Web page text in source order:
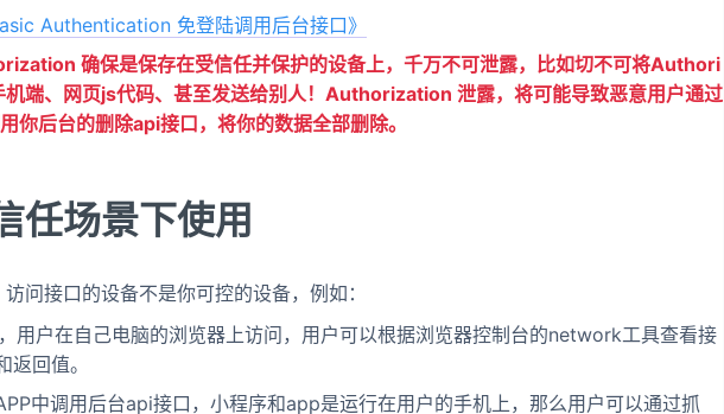
Authentication 免登陆调用后台接口》
确保是保存在受信任并保护的设备上，千万不可泄露，比如切不可将Authori
端、网页js代码、甚至发送给别人！Authorization 泄露，将可能导致恶意用户通过
后台的删除api接口，将你的数据全部删除。
任场景下使用
问接口的设备不是你可控的设备，例如：
用户在自己电脑的浏览器上访问，用户可以根据浏览器控制台的network工具查看接
返回值。
中调用后台api接口，小程序和app是运行在用户的手机上，那么用户可以通过抓